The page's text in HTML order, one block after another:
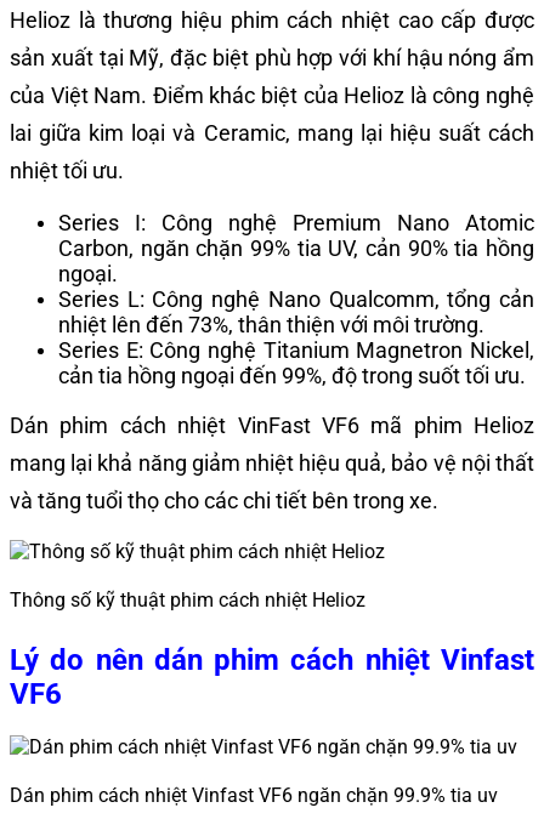
Helioz là thương hiệu phim cách nhiệt cao cấp được
sản xuất tại Mỹ, đặc biệt phù hợp với khí hậu nóng ẩm
của Việt Nam. Điểm khác biệt của Helioz là công nghệ
lai giữa kim loại và Ceramic, mang lại hiệu suất cách
nhiệt tối ưu.
Series I: Công nghệ Premium Nano Atomic
Carbon, ngăn chặn 99% tia UV, cản 90% tia hồng
ngoại.
Series L: Công nghệ Nano Qualcomm, tổng cản
nhiệt lên đến 73%, thân thiện với môi trường.
Series E: Công nghệ Titanium Magnetron Nickel,
cản tia hồng ngoại đến 99%, độ trong suốt tối ưu.
Dán phim cách nhiệt VinFast VF6 mã phim Helioz
mang lại khả năng giảm nhiệt hiệu quả, bảo vệ nội thất
và tăng tuổi thọ cho các chi tiết bên trong xe.
Thông số kỹ thuật phim cách nhiệt Helioz
Lý do nên dán phim cách nhiệt Vinfast
VF6
Dán phim cách nhiệt Vinfast VF6 ngăn chặn 99.9% tia uv